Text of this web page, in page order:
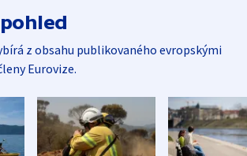
z obsahu publikovaného evropskými
Eurovize.